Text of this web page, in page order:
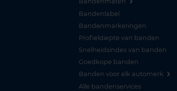
Bandenlabel
Bandenmarkeringen
Profieldiepte van banden
Snelheidsindex van banden
Goedkope banden
Banden voor elk automerk
Alle bandenservices